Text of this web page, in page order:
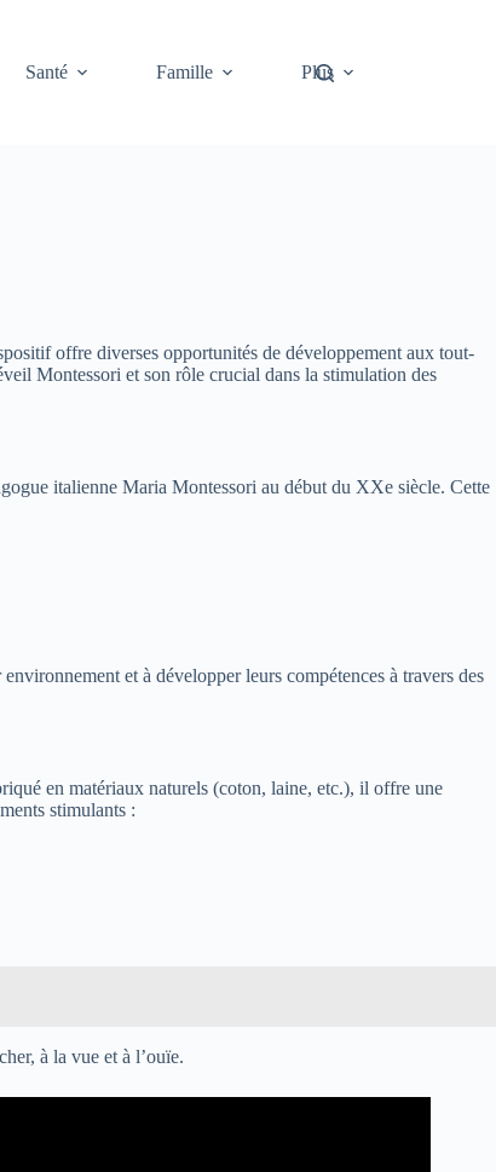
Santé Famille Plus
offre diverses opportunités de développement aux tout-
Montessori et son rôle crucial dans la stimulation des
italienne Maria Montessori au début du XXe siècle. Cette
et à développer leurs compétences à travers des
en matériaux naturels (coton, laine, etc.), il offre une
stimulants :
à la vue et à l’ouïe.